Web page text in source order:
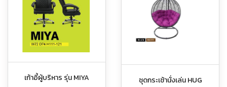
เก้าอี้ผู้บริหาร รุ่น MIYA
ชุดกระเช้านั่งเล่น HUG